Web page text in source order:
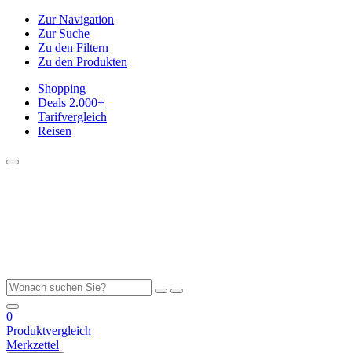
Zur Navigation
Zur Suche
Zu den Filtern
Zu den Produkten
Shopping
Deals 2.000+
Tarifvergleich
Reisen
0
Produktvergleich
Merkzettel